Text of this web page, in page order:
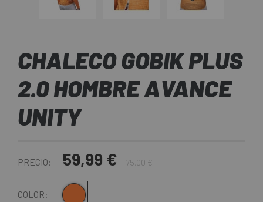
CHALECO GOBIK PLUS
2.0 HOMBRE AVANCE
UNITY
PRECIO: 59,99 € 75,00 €
COLOR: Naranja